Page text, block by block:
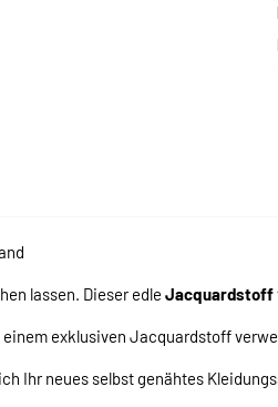
lassen. Dieser edle Jacquardstoff
exklusiven Jacquardstoff
Ihr neues selbst genähtes